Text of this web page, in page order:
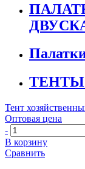
ТЕНТЫ
Тент
Оптовая цена
-
В корзину
Сравнить